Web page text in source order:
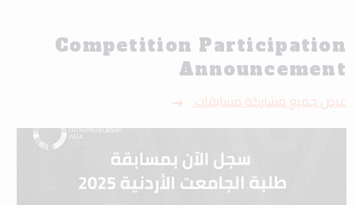
Competition Participation
Announcement
عرض جميع مشاركة مسابقات